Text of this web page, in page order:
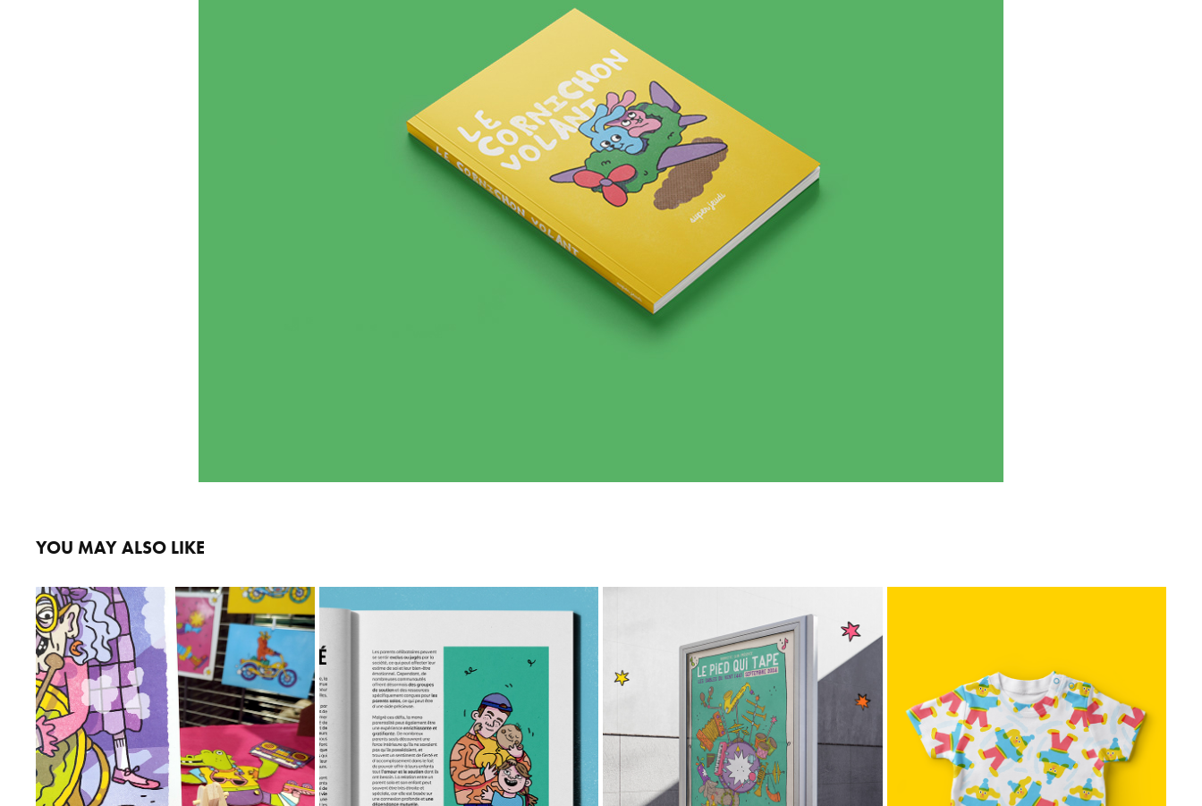
YOU MAY ALSO LIKE
STAND MARCHÉ
2025
LA MONO PARENTALITÉ 🍼
2023
LE PIED QUI TAPE
2024
MOTIFS ALL OVER
2026